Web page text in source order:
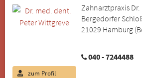
Zahnarztpraxis
Bergedorfer
21029 Hamburg
040 - 7244488
zum Profil